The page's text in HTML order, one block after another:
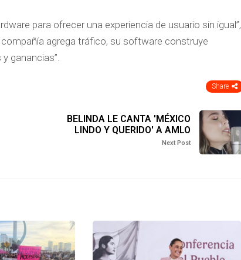
para ofrecer una experiencia de usuario sin igual”,
agrega tráfico, su software construye
ganancias”.
Share
BELINDA LE CANTA 'MÉXICO
LINDO Y QUERIDO' A AMLO
Next Post